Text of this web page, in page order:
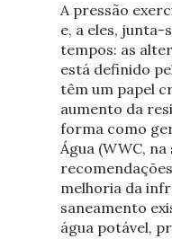
A pressão
e, a eles, junta-
tempos: as
está definido
têm um papel
aumento da
forma como
Água (WWC,
melhoria da
saneamento
água potável,